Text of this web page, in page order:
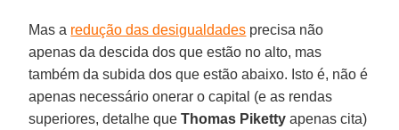
Mas a redução das desigualdades precisa não
apenas da descida dos que estão no alto, mas
também da subida dos que estão abaixo. Isto é, não é
apenas necessário onerar o capital (e as rendas
superiores, detalhe queThomas Piketty apenas cita)